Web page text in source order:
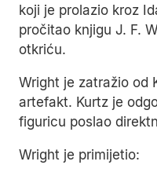
koji je prolazio kroz
pročitao knjigu J. F.
otkriću.
Wright je zatražio od
artefakt. Kurtz je
figuricu poslao
Wright je primijetio: